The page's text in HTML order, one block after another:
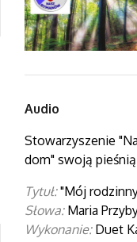
Audio
Stowarzyszenie
dom" swoją
Tytuł: "Mój
Słowa:Maria
Wykonanie:Duet